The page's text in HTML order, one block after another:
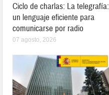
Ciclo de charlas: La telegrafía:
un lenguaje eficiente para
comunicarse por radio
07 agosto, 2026